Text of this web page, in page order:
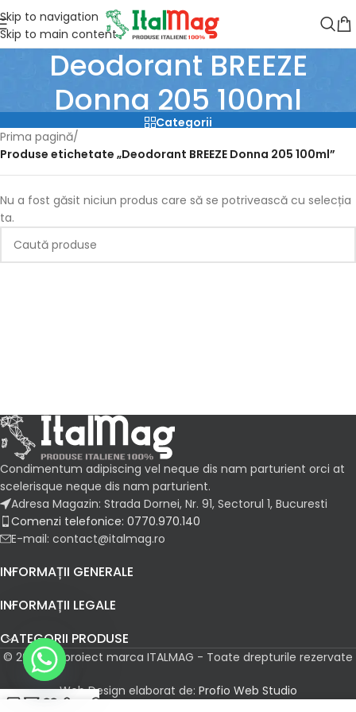
Skip to navigation
Skip to main content
Deodorant BREEZE
Donna 205 100ml
Categorii
Prima pagină/
Produse etichetate „Deodorant BREEZE Donna 205 100ml”
Nu a fost găsit niciun produs care să se potrivească cu selecția
ta.
Condimentum adipiscing vel neque dis nam parturient orci at
scelerisque neque dis nam parturient.
Adresa Magazin: Strada Dornei, Nr. 91, Sectorul 1, Bucuresti
Comenzi telefonice: 0770.970.140
E-mail: contact@italmag.ro
INFORMAȚII GENERALE
INFORMAȚII LEGALE
CATEGORII PRODUSE
© 2026 Un proiect marca ITALMAG - Toate drepturile rezervate
Web Design elaborat de: Profio Web Studio